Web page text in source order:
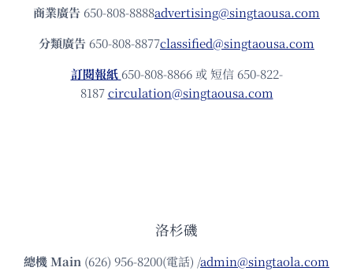
商業廣告 650-808-8888advertising@singtaousa.com
分類廣告 650-808-8877classified@singtaousa.com
訂閱報紙 650-808-8866 或 短信 650-822-
8187circulation@singtaousa.com
洛杉磯
總機Main (626) 956-8200(電話) /admin@singtaola.com